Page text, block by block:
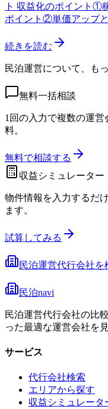
ト 収益化のポイント①
ポイント②単価アップ
続きを読む
民泊運営について、も
無料一括相談
1回の入力で複数の運
料。
無料で相談する
収益シミュレーター
物件情報を入力するだ
ます。
試算してみる
民泊運営代行会社を
民泊navi
民泊運営代行会社の比
った最適な運営会社を
サービス
代行会社検索
エリアから探す
収益シミュレータ